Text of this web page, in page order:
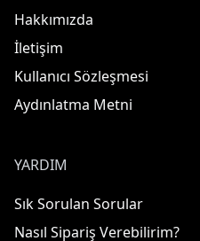
Hakkımızda
İletişim
Kullanıcı Sözleşmesi
Aydınlatma Metni
YARDIM
Sık Sorulan Sorular
Nasıl Sipariş Verebilirim?